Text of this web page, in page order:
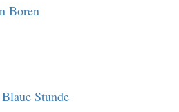
Boren
Stunde